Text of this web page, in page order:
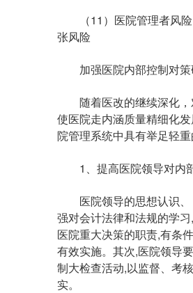
（11）医院管理者风险
张风险
加强医院内部控制对策
随着医改的继续深化，
使医院走内涵质量精细化
院管理系统中具有举足轻重
1、提高医院领导对内
医院领导的思想认识、
强对会计法律和法规的学
医院重大决策的职责,有条
有效实施。其次,医院领导
制大检查活动,以监督、考
实。